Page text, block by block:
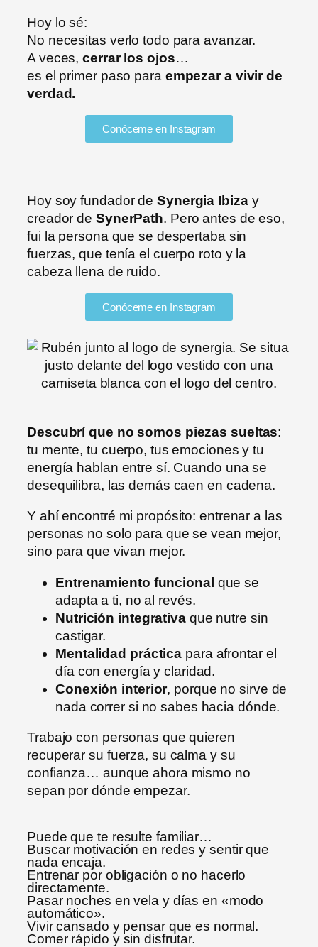
Hoy lo sé:
No necesitas verlo todo para avanzar.
A veces,cerrar los ojos…
es el primer paso para empezar a vivir de
verdad.
Conóceme en Instagram
Hoy soy fundador de Synergia Ibizay
creador de SynerPath. Pero antes de eso,
fui la persona que se despertaba sin
fuerzas, que tenía el cuerpo roto y la
cabeza llena de ruido.
Conóceme en Instagram
Descubrí que no somos piezas sueltas:
tu mente, tu cuerpo, tus emociones y tu
energía hablan entre sí. Cuando una se
desequilibra, las demás caen en cadena.
Y ahí encontré mi propósito: entrenar a las
personas no solo para que se vean mejor,
sino para que vivan mejor.
Entrenamiento funcional que se
adapta a ti, no al revés.
Nutrición integrativaque nutre sin
castigar.
Mentalidad práctica para afrontar el
día con energía y claridad.
Conexión interior, porque no sirve de
nada correr si no sabes hacia dónde.
Trabajo con personas que quieren
recuperar su fuerza, su calma y su
confianza… aunque ahora mismo no
sepan por dónde empezar.
Puede que te resulte familiar…
Buscar motivación en redes y sentir que
nada encaja.
Entrenar por obligación o no hacerlo
directamente.
Pasar noches en vela y días en «modo
automático».
Vivir cansado y pensar que es normal.
Comer rápido y sin disfrutar.